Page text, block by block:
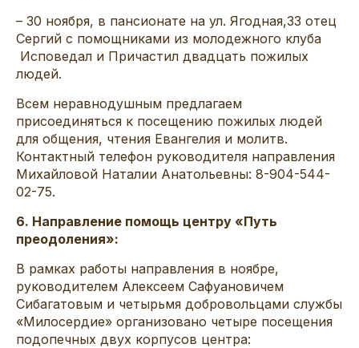
– 30 ноября, в пансионате на ул. Ягодная,33 отец
Сергий с помощниками из молодежного клуба
Исповедал и Причастил двадцать пожилых
людей.
Всем неравнодушным предлагаем
присоединяться к посещению пожилых людей
для общения, чтения Евангелия и молитв.
Контактный телефон руководителя направления
Михайловой Наталии Анатольевны: 8-904-544-
02-75.
6. Направление помощь центру «Путь
преодоления»:
В рамках работы направления в ноябре,
руководителем Алексеем Сафуановичем
Сибагатовым и четырьмя добровольцами службы
«Милосердие» организовано четыре посещения
подопечных двух корпусов центра: